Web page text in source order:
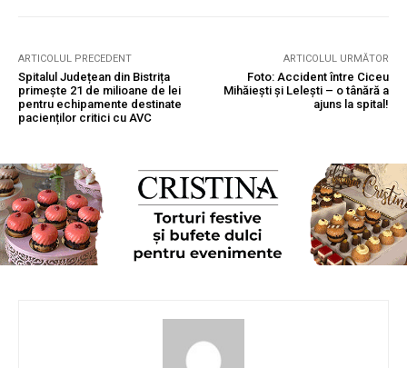
ARTICOLUL PRECEDENT
Spitalul Județean din Bistrița
primește 21 de milioane de lei
pentru echipamente destinate
pacienților critici cu AVC
ARTICOLUL URMĂTOR
Foto: Accident între Ciceu
Mihăiești și Lelești – o tânără a
ajuns la spital!